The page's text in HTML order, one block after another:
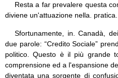
Resta a far prevalere questa
diviene un'attuazione nella. pratica.
Sfortunamente, in. Canadà,
due parole: “Credito Sociale”
politico. Questo è il più grande
comprensione ed a l'espansione
diventata una sorgente di